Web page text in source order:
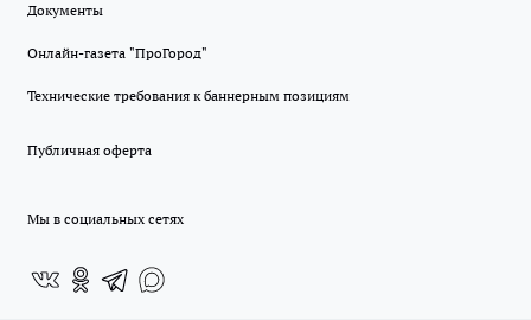
Документы
Онлайн-газета "ПроГород"
Технические требования к баннерным позициям
Публичная оферта
Мы в социальных сетях